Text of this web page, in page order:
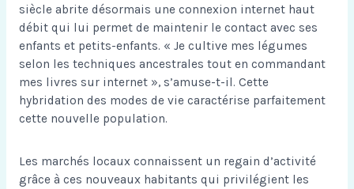
siècle abrite désormais une connexion internet haut
débit qui lui permet de maintenir le contact avec ses
enfants et petits-enfants. « Je cultive mes légumes
selon les techniques ancestrales tout en commandant
mes livres sur internet », s’amuse-t-il. Cette
hybridation des modes de vie caractérise parfaitement
cette nouvelle population.
Les marchés locaux connaissent un regain d’activité
grâce à ces nouveaux habitants qui privilégient les